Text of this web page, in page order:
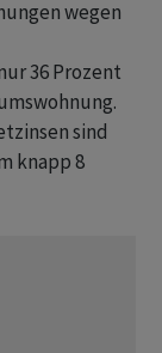
wegen
36 Prozent
sind
knapp 8